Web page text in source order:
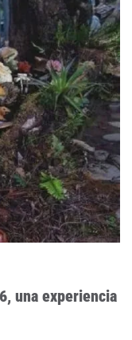
una experiencia